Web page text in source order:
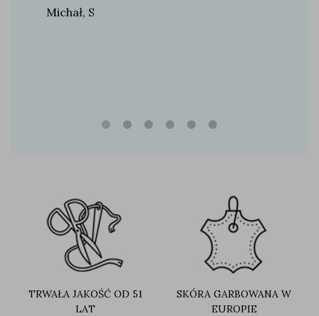
Michał, S
TRWAŁA JAKOŚĆ OD 51
LAT
SKÓRA GARBOWANA W
EUROPIE